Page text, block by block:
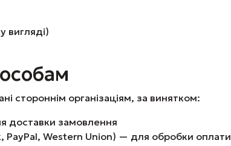
вигляді)
стороннім організаціям, за винятком:
доставки замовлення
PayPal, Western Union) — для обробки оплати